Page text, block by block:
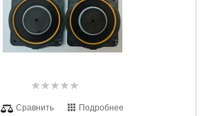
Сравнить Подробнее